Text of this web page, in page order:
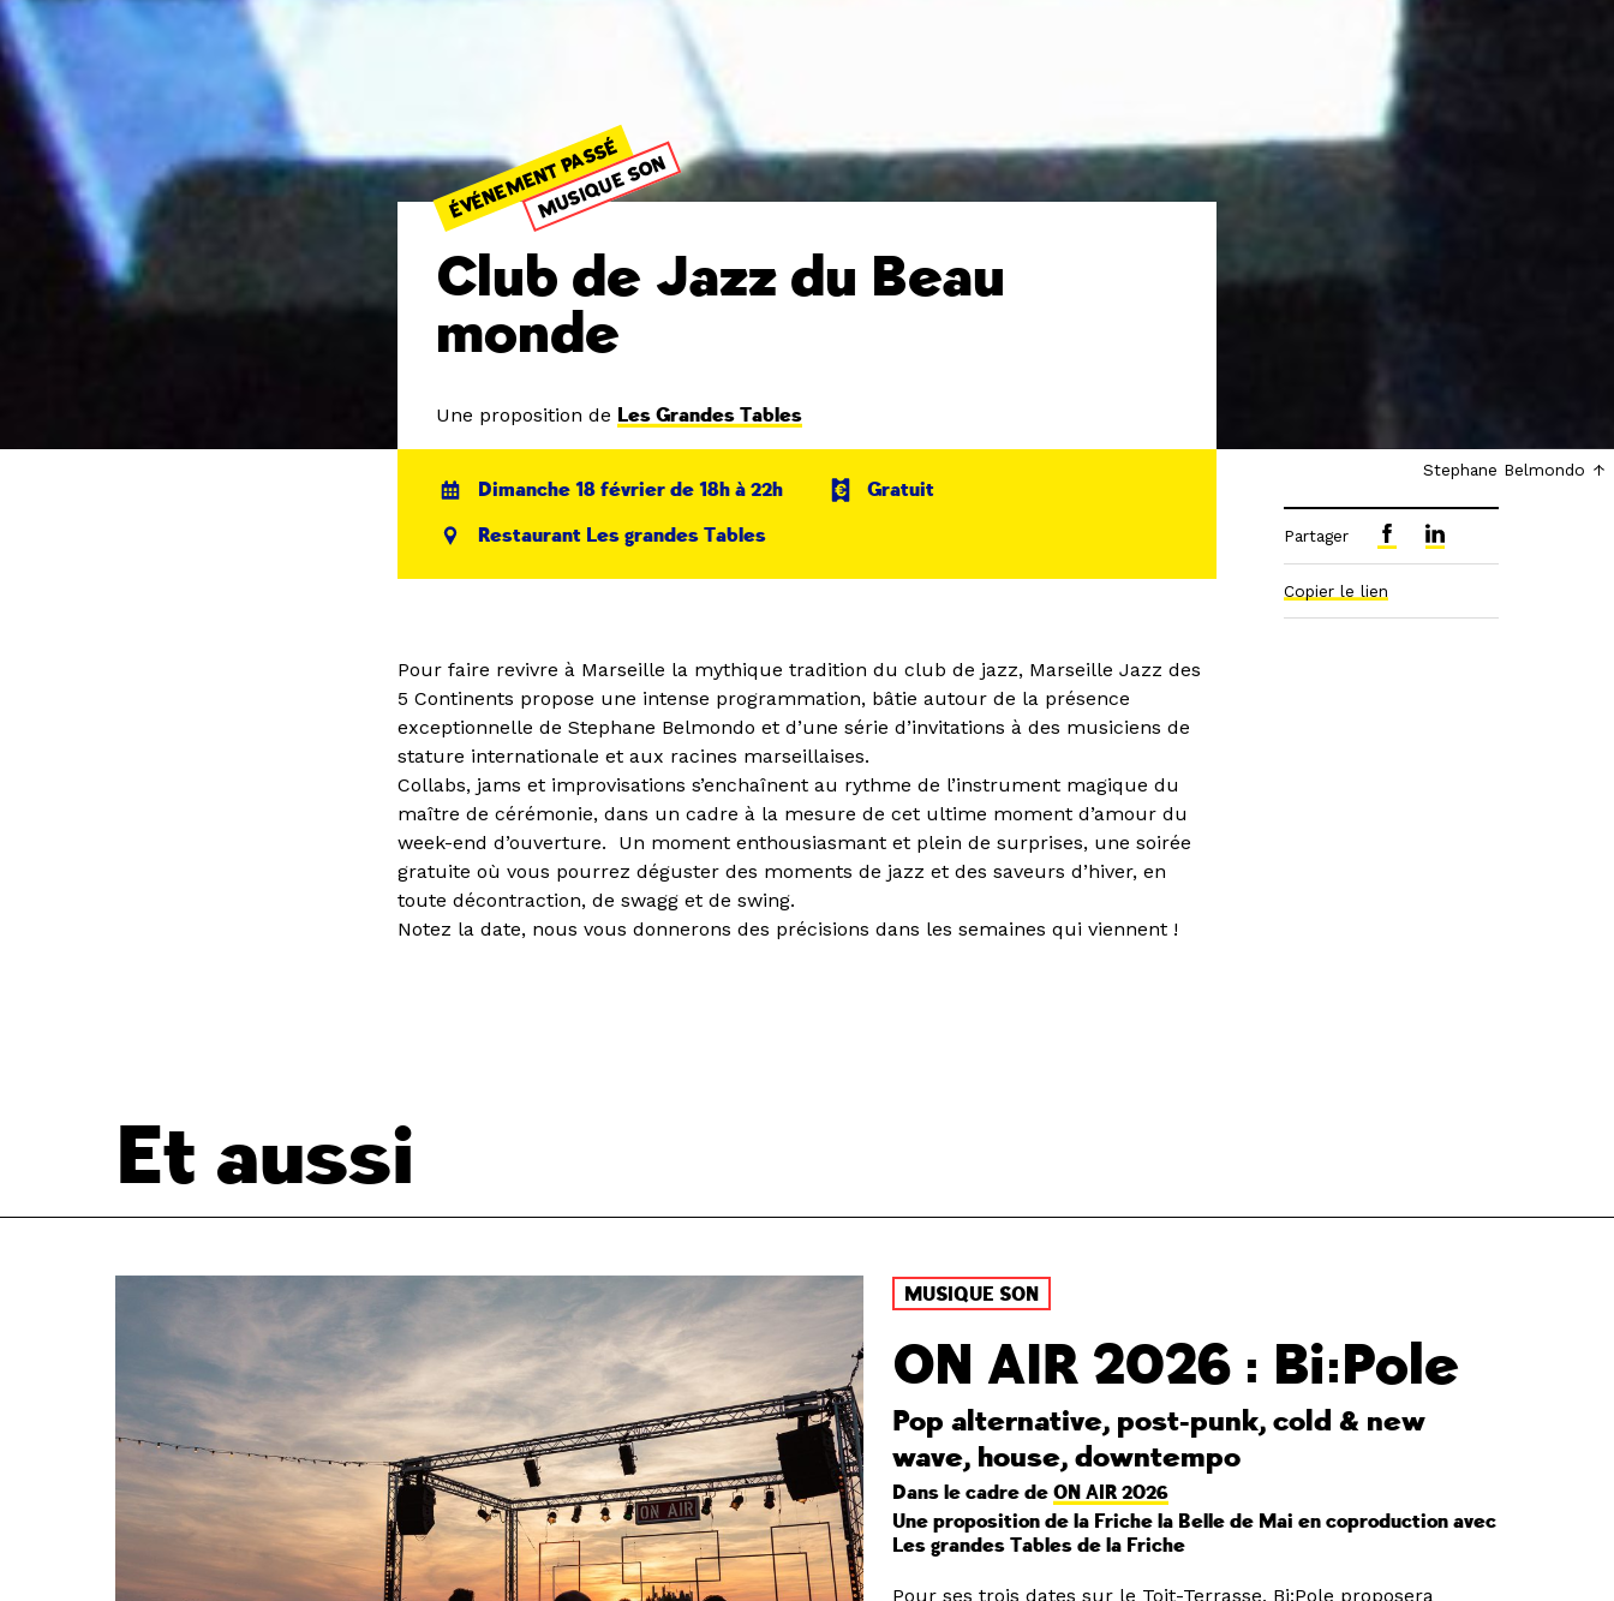
Stephane Belmondo
ÉVÉNEMENT PASSÉ
MUSIQUE SON
Club de Jazz du Beau
monde
Une proposition de Les Grandes Tables
Dimanche 18 février de 18h à 22h
Gratuit
Restaurant Les grandes Tables
Pour faire revivre à Marseille la mythique tradition du club de jazz, Marseille Jazz des
5 Continents propose une intense programmation, bâtie autour de la présence
exceptionnelle de Stephane Belmondo et d’une série d’invitations à des musiciens de
stature internationale et aux racines marseillaises.
Collabs, jams et improvisations s’enchaînent au rythme de l’instrument magique du
maître de cérémonie, dans un cadre à la mesure de cet ultime moment d’amour du
week-end d’ouverture. Un moment enthousiasmant et plein de surprises, une soirée
gratuite où vous pourrez déguster des moments de jazz et des saveurs d’hiver, en
toute décontraction, de swagg et de swing.
Notez la date, nous vous donnerons des précisions dans les semaines qui viennent !
Partager
Copier le lien
Et aussi
MUSIQUE SON
ON AIR 2026 : Bi:Pole
Pop alternative, post-punk, cold & new
wave, house, downtempo
Dans le cadre de ON AIR 2026
Une proposition de la Friche la Belle de Mai en coproduction avec
Les grandes Tables de la Friche
Pour ses trois dates sur le Toit-Terrasse, Bi:Pole proposera